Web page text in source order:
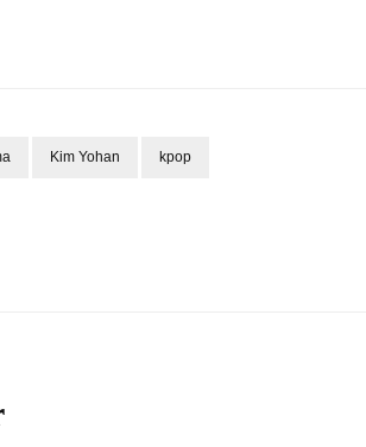
Kim Yohan kpop